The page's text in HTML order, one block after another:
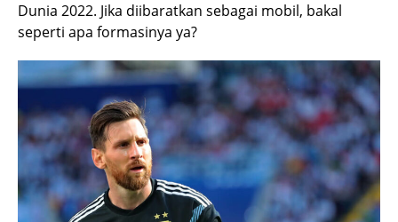
Dunia 2022. Jika diibaratkan sebagai mobil, bakal
seperti apa formasinya ya?